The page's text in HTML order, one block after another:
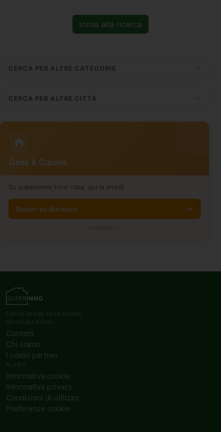
torna alla ricerca
CERCA PER ALTRE CATEGORIE
CERCA PER ALTRE CITTÀ
Casa & Cucina
Su superimmo trovi casa, qui la arredi.
Scopri su Amazon
ANNUNCIO
Cerca la tua casa ideale
Contatti
Chi siamo
I nostri partner
Informativa cookie
Informativa privacy
Condizioni di utilizzo
Preferenze cookie